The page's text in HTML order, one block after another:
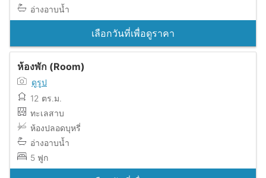
อ่างอาบน้ำ
เลือกวันที่เพื่อดูราคา
ห้องพัก (Room)
ดูรูป
12 ตร.ม.
ทะเลสาบ
ห้องปลอดบุหรี่
อ่างอาบน้ำ
5 ฟูก